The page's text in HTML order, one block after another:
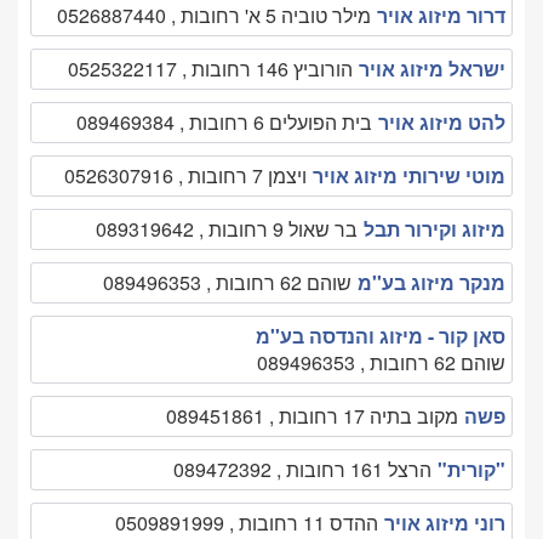
דרור מיזוג אויר מילר טוביה 5 א' רחובות , 0526887440
ישראל מיזוג אויר הורוביץ 146 רחובות , 0525322117
להט מיזוג אויר בית הפועלים 6 רחובות , 089469384
מוטי שירותי מיזוג אויר ויצמן 7 רחובות , 0526307916
מיזוג וקירור תבל בר שאול 9 רחובות , 089319642
מנקר מיזוג בע''מ שוהם 62 רחובות , 089496353
סאן קור - מיזוג והנדסה בע''מ
שוהם 62 רחובות , 089496353
פשה מקוב בתיה 17 רחובות , 089451861
"קורית" הרצל 161 רחובות , 089472392
רוני מיזוג אויר ההדס 11 רחובות , 0509891999